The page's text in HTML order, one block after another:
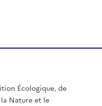
Écologique, de
Nature et le